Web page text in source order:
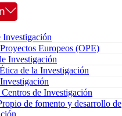
Investigación
Europeos (OPE)
Investigación
de la Investigación
de Investigación
de fomento y desarrollo de